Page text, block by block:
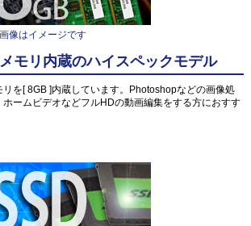
像はイメージです
モリ内蔵のハイスペックモデル
リを[ 8GB ]内蔵しています。Photoshopなどの画像処
ームビデオなどフルHDの動画編集をする方におすす